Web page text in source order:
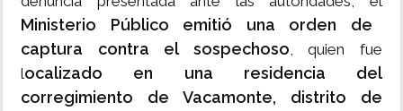
Ministerio Público emitió una orden de
captura contra el sospechoso, quien fue
localizado en una residencia del
corregimiento de Vacamonte, distrito de